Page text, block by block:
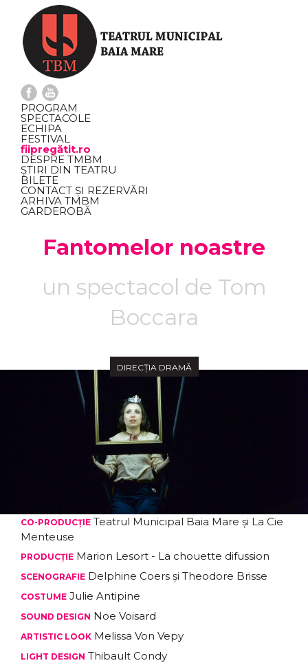
PROGRAM
SPECTACOLE
ECHIPA
FESTIVAL
fiipregătit.ro
DESPRE TMBM
ȘTIRI DIN TEATRU
BILETE
CONTACT ȘI REZERVĂRI
ARHIVA TMBM
GARDEROBĂ
Fantomelor noastre
un spectacol de Tom
Boccara
DIRECȚIA DRAMĂ
CO-PRODUCȚIE Teatrul Municipal Baia Mare și La Cie
Menteuse
PRODUCȚIE Marion Lesort - La chouette difussion
SCENOGRAFIE Delphine Coers și Theodore Brisse
COSTUME Julie Antipine
SOUND DESIGN Noe Voisard
ARTISTIC LOOK Melissa Von Vepy
LIGHT DESIGN Thibault Condy